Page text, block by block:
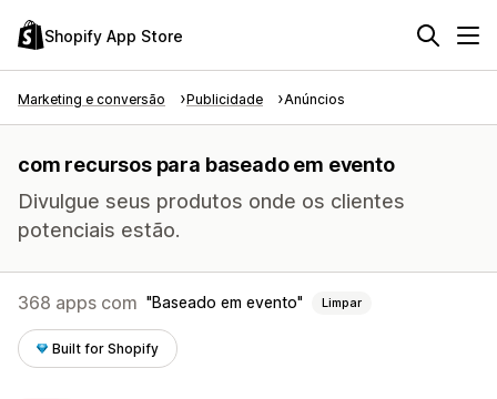
Shopify App Store
Marketing e conversão Publicidade Anúncios
com recursos para baseado em evento
Divulgue seus produtos onde os clientes
potenciais estão.
368 apps com Baseado em evento Limpar
Built for Shopify